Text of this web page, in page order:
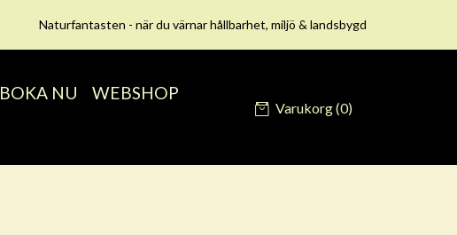
Naturfantasten - när du värnar hållbarhet, miljö & landsbygd
BOKA NU
WEBSHOP
Varukorg(0)